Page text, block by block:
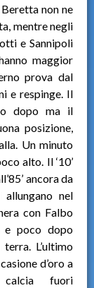
non ne
mentre negli
e Sannipoli
maggior
prova dal
e respinge. Il
dopo ma il
posizione,
Un minuto
alto. Il ‘10’
ancora da
nel
con Falbo
e poco dopo
L’ultimo
d’oro a
calcia fuori